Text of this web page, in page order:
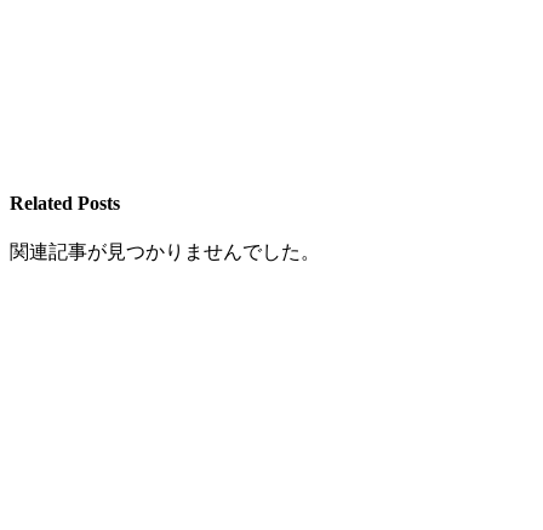
Related Posts
関連記事が見つかりませんでした。